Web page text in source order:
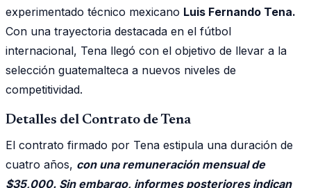
experimentado técnico mexicano Luis Fernando Tena.
Con una trayectoria destacada en el fútbol
internacional, Tena llegó con el objetivo de llevar a la
selección guatemalteca a nuevos niveles de
competitividad.
Detalles del Contrato de Tena
El contrato firmado por Tena estipula una duración de
cuatro años, con una remuneración mensual de
$35,000. Sin embargo, informes posteriores indican